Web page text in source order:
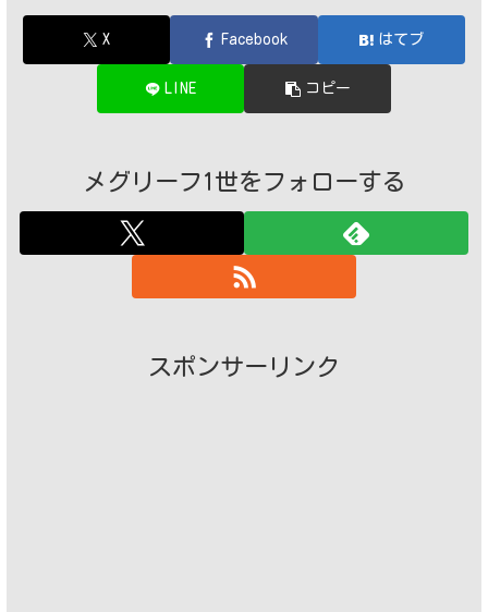
X Facebook はてブ
LINE コピー
メグリーフ1世をフォローする
スポンサーリンク